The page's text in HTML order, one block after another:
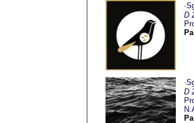
D
D